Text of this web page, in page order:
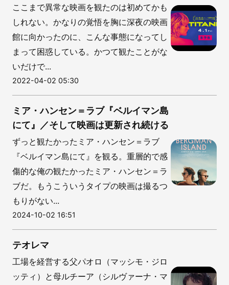
ここまで異常な映画を観たのは初めてかも
しれない。かなりの覚悟を胸に深夜の映画
館に向かったのに、こんな事態になってし
まって困惑している。かつて観たことがな
いだけで...
2022-04-02 05:30
ミア・ハンセン＝ラブ『ベルイマン島
にて』／そして映画は更新され続ける
ずっと観たかったミア・ハンセン＝ラブ
『ベルイマン島にて』を観る。重層的で感
傷的な俺の観たかったミア・ハンセン＝ラ
ブだ。もうこういうタイプの映画は撮るつ
もりがない...
2024-10-02 16:51
テオレマ
工場を経営する父パオロ（マッシモ・ジロ
ッティ）と母ルチーア（シルヴァーナ・マ